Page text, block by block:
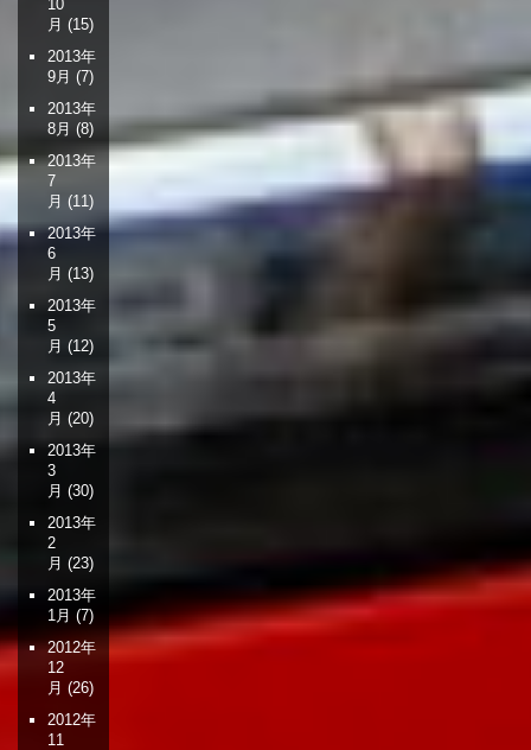
10
月 (15)
2013年
9月 (7)
2013年
8月 (8)
2013年
7
月 (11)
2013年
6
月 (13)
2013年
5
月 (12)
2013年
4
月 (20)
2013年
3
月 (30)
2013年
2
月 (23)
2013年
1月 (7)
2012年
12
月 (26)
2012年
11